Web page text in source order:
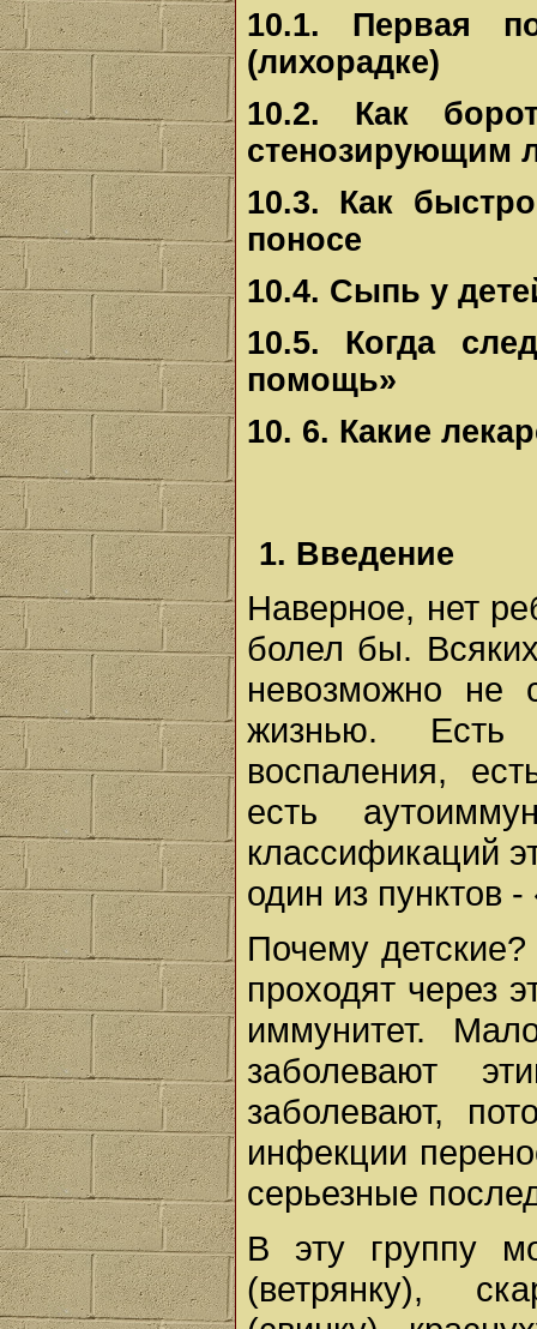
10.1. Первая
(лихорадке)
10.2. Как
стенозирующим
10.3. Как
поносе
10.4. Сыпь у
10.5. Когда
помощь»
10. 6. Какие
1. Введение
Наверное, нет
болел бы.
невозможно не
жизнью. Есть
воспаления,
есть
классификаций
один из пунктов
Почему
проходят через
иммунитет.
заболевают
заболевают,
инфекции
серьезные
В эту группу
(ветрянку),